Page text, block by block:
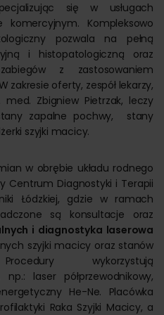
się w usługach
Kompleksowo
pozwala na pełną
i histopatologiczną oraz
z zastosowaniem
zakresie oferty, zespół lekarzy,
Zbigniew Pietrzak, leczy
zapalne pochwy, stany
szyjki macicy.
w obrębie układu rodnego
Centrum Diagnostyki i Terapii
Łódzkiej, gdzie w ramach
są konsultacje oraz
i diagnostyka laserowa
szyjki macicy oraz stanów
wykorzystują
laser półprzewodnikowy,
He-Ne. Placówka
Raka Szyjki Macicy, a